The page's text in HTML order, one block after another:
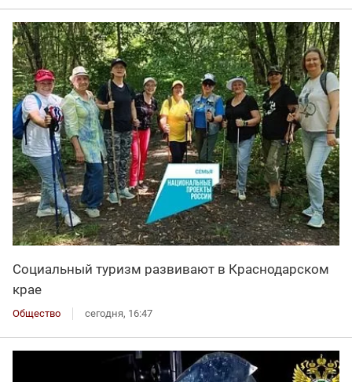
Социальный туризм развивают в Краснодарском
крае
Общество сегодня, 16:47